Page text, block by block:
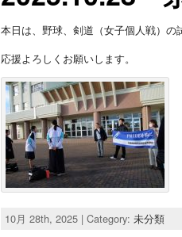
本日は、野球、剣道（女子個人戦）の
応援よろしくお願いします。
10月 28th, 2025 | Category: 未分類